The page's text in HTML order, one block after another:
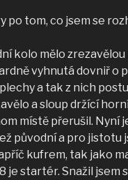
po tom, co jsem se
kolo mělo
vyhnutá dovniř o
a tak z nich
a sloup držící
místě přerušil. Nyní
původní a pro jistotu
kufrem, tak jako
je startér. Snažil